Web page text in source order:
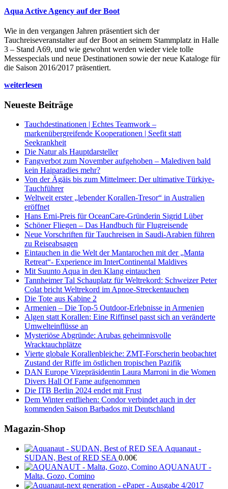
Aqua Active Agency auf der Boot
Wie in den vergangen Jahren präsentiert sich der
Tauchreiseveranstalter auf der Boot an seinem Stammplatz in Halle
3 – Stand A69, und wie gewohnt werden wieder viele tolle
Messespecials und neue Destinationen sowie der neue Kataloge für
die Saison 2016/2017 präsentiert.
weiterlesen
Neueste Beiträge
Tauchdestinationen | Echtes Teamwork –
markenübergreifende Kooperationen | Seefit statt
Seekrankheit
Die Natur als Hauptdarsteller
Fangverbot zum November aufgehoben – Malediven bald
kein Haiparadies mehr?
Von der Ägäis bis zum Mittelmeer: Der ultimative Türkiye-
Tauchführer
Weltweit erster „lebender Korallen-Tresor“ in Australien
eröffnet
Hans Erni-Preis für OceanCare-Gründerin Sigrid Lüber
Schöner Fliegen – Das Handbuch für Flugreisende
Neue Vorschriften für Tauchreisen in Saudi-Arabien führen
zu Reiseabsagen
Eintauchen in die Welt der Mantarochen mit der „Manta
Retreat“- Experience im InterContinental Maldives
Mit Suunto Aqua in den Klang eintauchen
Tannheimer Tal Schauplatz für Weltrekord: Schweizer Peter
Colat bricht Weltrekord im Apnoe-Streckentauchen
Die Tote aus Kabine 2
Armenien – Die Top-5 Outdoor-Erlebnisse in Armenien
Algen statt Korallen: Eine Riffinsel passt sich an veränderte
Umwelteinflüsse an
Mysteriöse Abgründe: Arubas geheimnisvolle
Wracktauchplätze
Vierte globale Korallenbleiche: ZMT-Forscherin beobachtet
Zustand der Riffe im östlichen tropischen Pazifik
DAN Europe Vizepräsidentin Laura Marroni in die Women
Divers Hall Of Fame aufgenommen
Die ITB Berlin 2024 endet mit Frust
Dem Winter entfliehen: Condor verbindet auch in der
kommenden Saison Barbados mit Deutschland
Magazin-Shop
Aquanaut -
SUDAN, Best of RED SEA 0.00€
AQUANAUT -
Malta, Gozo, Comino